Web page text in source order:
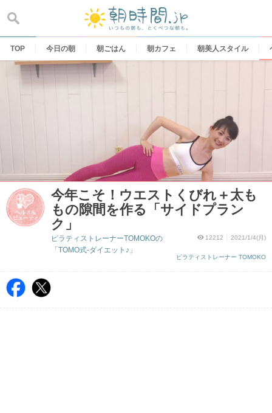
content
TOP 今日の朝 朝ごはん 朝カフェ 朝美人スタイル
今年こそ！ウエストくびれ＋太も
もの隙間を作る「サイドプラン
ク」
12212 2021/1/4(月)
ピラティストレーナー TOMOKO
ピラティストレーナーTOMOKOの
「TOMO式-ダイエット♪」